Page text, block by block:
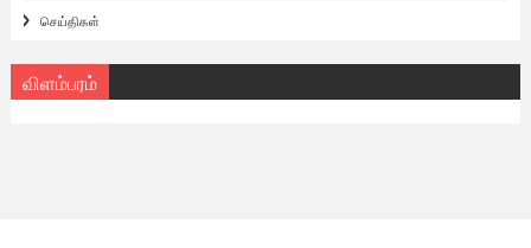
செய்திகள்
விளம்பரம்